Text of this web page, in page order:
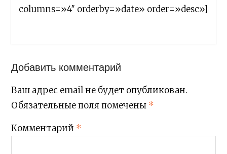
columns=»4″ orderby=»date» order=»desc»]
Добавить комментарий
Ваш адрес email не будет опубликован.
Обязательные поля помечены *
Комментарий *